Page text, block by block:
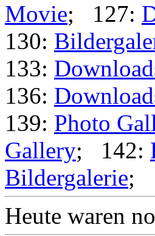
Movie; 127:
130:
133:
136:
139: Photo
Gallery; 142:
Bildergalerie;
Heute waren